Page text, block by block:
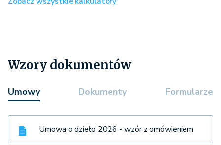
Wzory dokumentów
Umowy Dokumenty Formularze
Umowa o dzieło 2026 - wzór z omówieniem